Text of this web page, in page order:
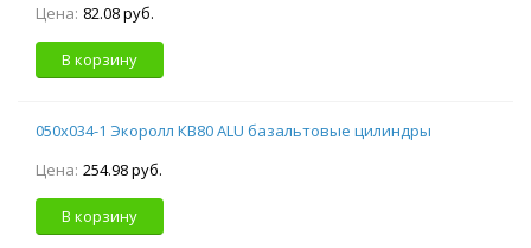
Цена: 82.08 руб.
В корзину
050х034-1 Экоролл КВ80 ALU базальтовые цилиндры
Цена: 254.98 руб.
В корзину